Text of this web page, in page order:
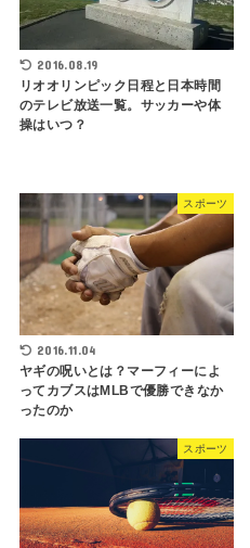
2016.08.19
リオオリンピック日程と日本時間
のテレビ放送一覧。サッカーや体
操はいつ？
スポーツ
2016.11.04
ヤギの呪いとは？マーフィーによ
ってカブスはMLBで優勝できなか
ったのか
スポーツ